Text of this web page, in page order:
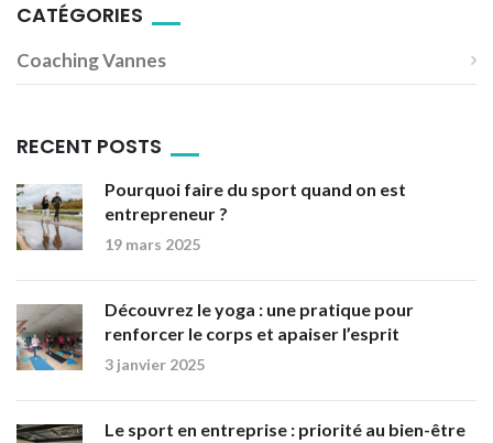
CATÉGORIES
Coaching Vannes
RECENT POSTS
Pourquoi faire du sport quand on est
entrepreneur ?
19 mars 2025
Découvrez le yoga : une pratique pour
renforcer le corps et apaiser l’esprit
3 janvier 2025
Le sport en entreprise : priorité au bien-être